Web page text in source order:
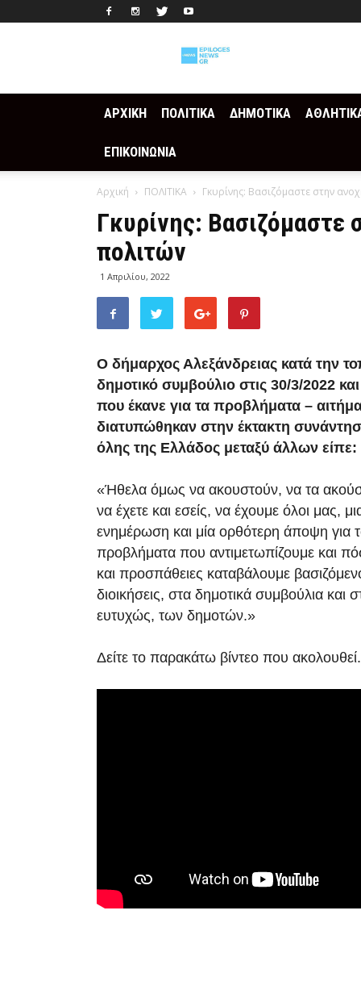
ΑΡΧΙΚΗ ΠΟΛΙΤΙΚΑ ΔΗΜΟΤΙΚΑ
ΕΠΙΚΟΙΝΩΝΙΑ
Αρχική ΠΟΛΙΤΙΚΑ Γκυρίνης: Βασιζόμαστε στην
Γκυρίνης:
πολιτών
1 Απριλίου, 2022
Ο δήμαρχος Αλεξάνδρειας κατά την
δημοτικό συμβούλιο στις 30/3/2022
που έκανε για τα προβλήματα –
διατυπώθηκαν στην έκτακτη
όλης της Ελλάδος μεταξύ άλλων είπε:
«Ήθελα όμως να ακουστούν, να τα
να έχετε και εσείς, να έχουμε όλοι μας,
ενημέρωση και μία ορθότερη άποψη για
προβλήματα που αντιμετωπίζουμε και
και προσπάθειες καταβάλουμε
διοικήσεις, στα δημοτικά συμβούλια και
ευτυχώς, των δημοτών.»
Δείτε το παρακάτω βίντεο που ακολουθεί.